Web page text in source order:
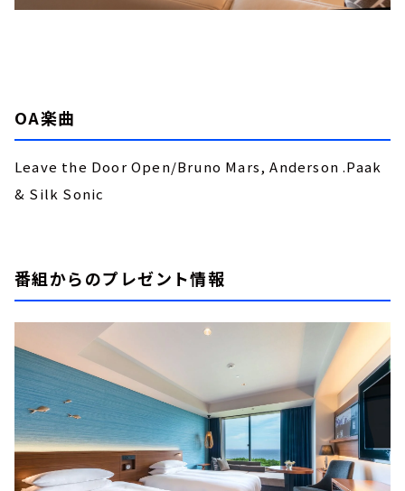
OA楽曲
Leave the Door Open/Bruno Mars, Anderson .Paak
& Silk Sonic
番組からのプレゼント情報